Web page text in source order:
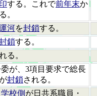
する。これで前年末か
。
河を封鎖する。
鎖する。
る。
が、3項目要求で総長
封鎖される。
学校側 が日共系職員・